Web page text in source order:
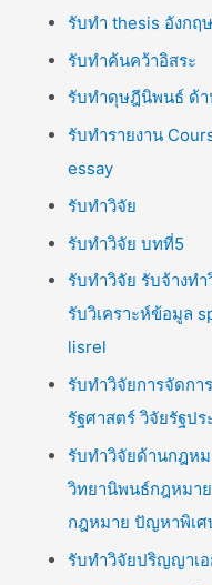
รับทำ thesis อังกฤษ
รับทำค้นคว้าอิสระ
รับทำดุษฎีนิพนธ์ ด้า
รับทำรายงาน
essay
รับทำวิจัย
รับทำวิจัย บทที่5
รับทำวิจัย รับจ้างท
รับวิเคราะห์ข้อมูล
lisrel
รับทำวิจัยการจัดกา
รัฐศาสตร์ วิจัยรัฐป
รับทำวิจัยด้านกฎห
วิทยานิพนธ์กฎหมา
กฎหมาย ปัญหาพิเ
รับทำวิจัยปริญญาเ